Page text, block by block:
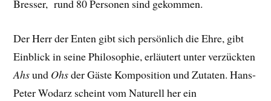
Bresser, rund 80 Personen sind gekommen.
Der Herr der Enten gibt sich persönlich die Ehre, gibt
Einblick in seine Philosophie, erläutert unter verzückten
Ahsund Ohsder Gäste Komposition und Zutaten. Hans-
Peter Wodarz scheint vom Naturell her ein